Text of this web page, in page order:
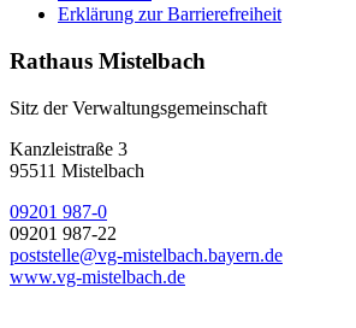
Erklärung zur Barrierefreiheit
Rathaus Mistelbach
Sitz der Verwaltungsgemeinschaft
Kanzleistraße 3
95511 Mistelbach
09201 987-0
09201 987-22
poststelle@vg-mistelbach.bayern.de
www.vg-mistelbach.de